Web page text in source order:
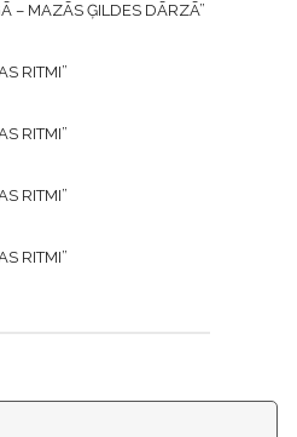
– MAZĀS ĢILDES DĀRZĀ”
RITMI”
RITMI”
RITMI”
RITMI”